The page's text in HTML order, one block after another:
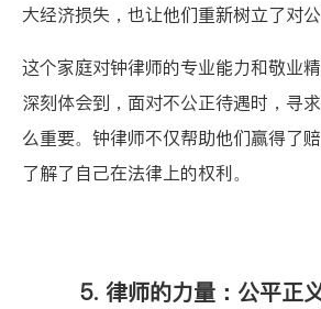
大经济损失，也让他们重新树立了对公
这个家庭对钟律师的专业能力和敬业
深刻体会到，面对不公正待遇时，寻
么重要。钟律师不仅帮助他们赢得了
了解了自己在法律上的权利。
5. 律师的力量：公平正